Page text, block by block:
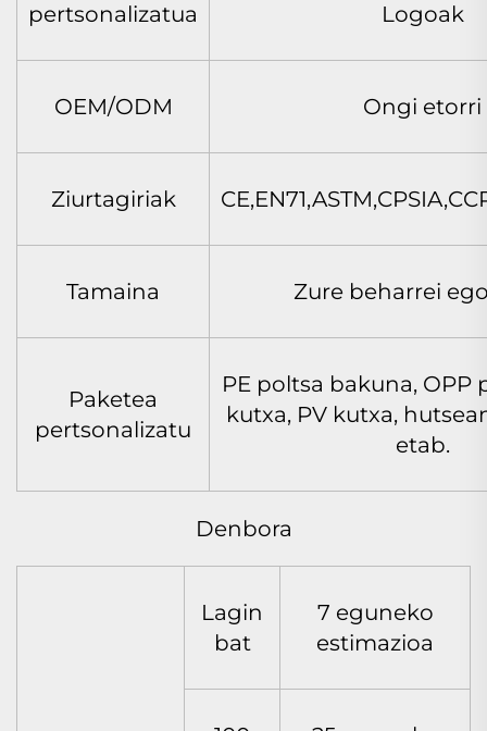
pertsonalizatua
Logoak
OEM/ODM Ongi etorri
Ziurtagiriak
Tamaina Zure beharrei
Paketea
pertsonalizatu
PE poltsa bakuna, OPP
kutxa, PV kutxa,
etab.
Denbora
Lagin
bat
7 eguneko
estimazioa